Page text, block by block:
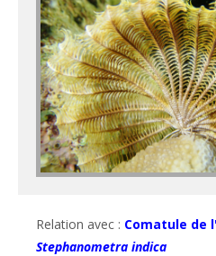
Relation avec : Comatule de
Stephanometra indica